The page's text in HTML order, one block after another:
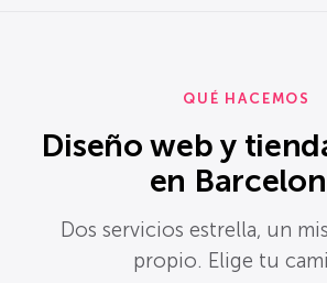
QUÉ HACEMOS
Diseño web y
en
Dos servicios estrella, un
propio. Elige tu